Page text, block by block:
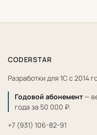
CODERSTAR
Разработки для 1С с 2014
Годовой абонемент —
года за 50 000 ₽.
+7 (931) 106-82-91